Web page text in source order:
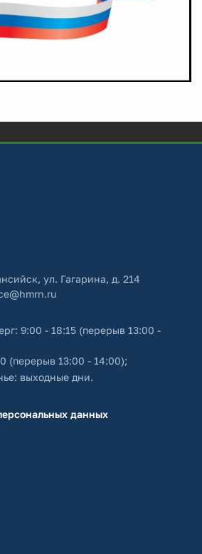
ул. Гагарина, д. 214
9:00 - 18:15 (перерыв 13:00 -
(перерыв 13:00 - 14:00);
выходные дни.
данных